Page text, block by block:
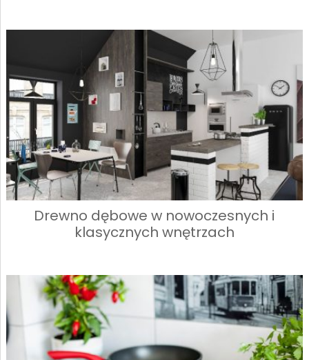
Drewno dębowe w nowoczesnych i
klasycznych wnętrzach